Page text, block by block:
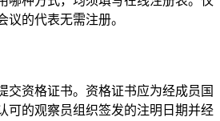
议的代表无需注册。
交资格证书。资格证书应为经成员国
可的观察员组织签发的注明日期并经